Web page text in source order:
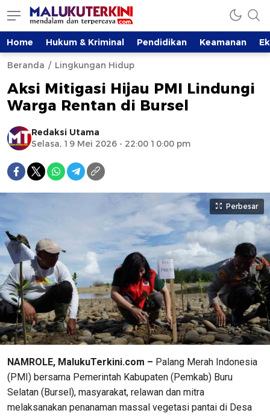
Home Hukum & Kriminal Pendidikan Keamanan
Beranda Lingkungan Hidup
Aksi Mitigasi Hijau PMI Lindungi
Warga Rentan di Bursel
Redaksi Utama
Selasa, 19 Mei 2026 - 22:00 10:00 pm
Perbesar
NAMROLE, MalukuTerkini.com – Palang Merah Indonesia
(PMI) bersama Pemerintah Kabupaten (Pemkab) Buru
Selatan (Bursel), masyarakat, relawan dan mitra
melaksanakan penanaman massal vegetasi pantai di Desa